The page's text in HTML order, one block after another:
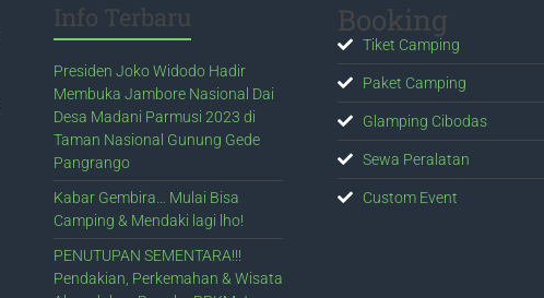
Info Terbaru
Presiden Joko Widodo Hadir
Membuka Jambore Nasional Dai
Desa Madani Parmusi 2023 di
Taman Nasional Gunung Gede
Pangrango
Kabar Gembira… Mulai Bisa
Camping & Mendaki lagi lho!
PENUTUPAN SEMENTARA!!!
Pendakian, Perkemahan & Wisata
Booking
Tiket Camping
Paket Camping
Glamping Cibodas
Sewa Peralatan
Custom Event